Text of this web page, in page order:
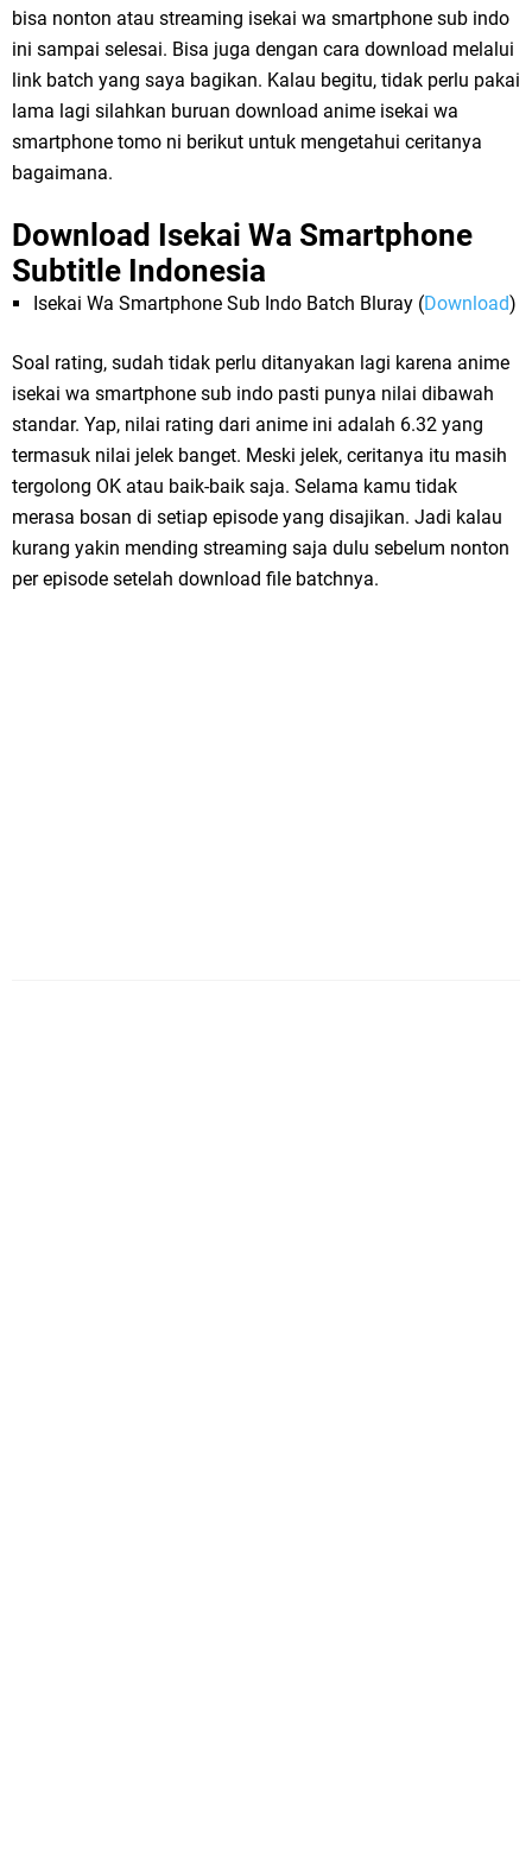
bisa nonton atau streaming isekai wa smartphone sub indo
ini sampai selesai. Bisa juga dengan cara download melalui
link batch yang saya bagikan. Kalau begitu, tidak perlu pakai
lama lagi silahkan buruan download anime isekai wa
smartphone tomo ni berikut untuk mengetahui ceritanya
bagaimana.
Download Isekai Wa Smartphone
Subtitle Indonesia
Isekai Wa Smartphone Sub Indo Batch Bluray (Download)
Soal rating, sudah tidak perlu ditanyakan lagi karena anime
isekai wa smartphone sub indo pasti punya nilai dibawah
standar. Yap, nilai rating dari anime ini adalah 6.32 yang
termasuk nilai jelek banget. Meski jelek, ceritanya itu masih
tergolong OK atau baik-baik saja. Selama kamu tidak
merasa bosan di setiap episode yang disajikan. Jadi kalau
kurang yakin mending streaming saja dulu sebelum nonton
per episode setelah download file batchnya.